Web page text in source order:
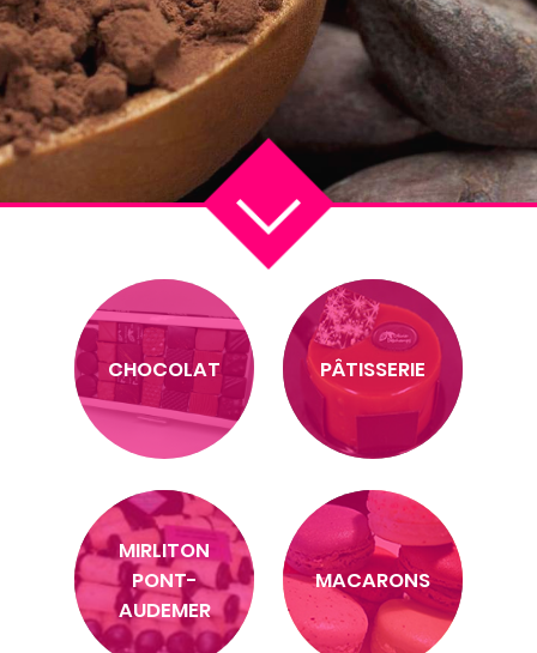
CHOCOLAT PÂTISSERIE
MIRLITON
PONT-
AUDEMER
MACARONS